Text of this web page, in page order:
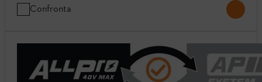
Confronta